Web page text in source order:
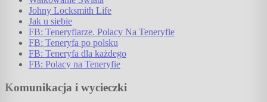
Johny Locksmith Life
Jak u siebie
FB: Teneryfiarze. Polacy Na Teneryfie
FB: Teneryfa po polsku
FB: Teneryfa dla każdego
FB: Polacy na Teneryfie
Komunikacja i wycieczki